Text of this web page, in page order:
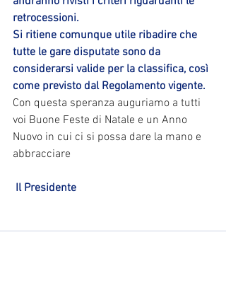
retrocessioni.
Si ritiene comunque utile ribadire che
tutte le gare disputate sono da
considerarsi valide per la classifica, così
come previsto dal Regolamento vigente.
Con questa speranza auguriamo a tutti
voi Buone Feste di Natale e un Anno
Nuovo in cui ci si possa dare la mano e
abbracciare
Il Presidente